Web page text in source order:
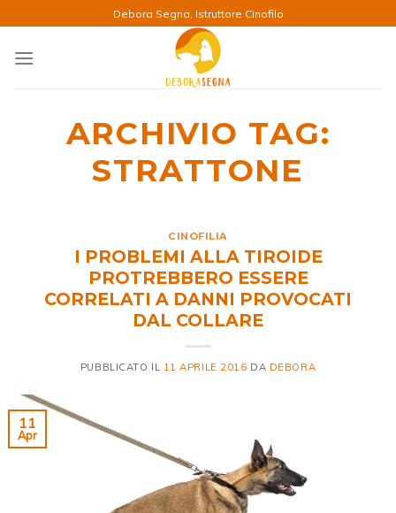
ai
contenuti
Debora Segna, Istruttore Cinofilo
ARCHIVIO TAG:
STRATTONE
CINOFILIA
I PROBLEMI ALLA TIROIDE
PROTREBBERO ESSERE
CORRELATI A DANNI PROVOCATI
DAL COLLARE
PUBBLICATO IL 11 APRILE 2016 DA DEBORA
11
Apr